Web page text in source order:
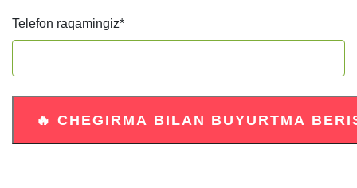
Telefon raqamingiz*